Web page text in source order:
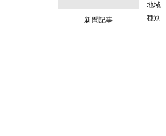
新聞記事
地域
種別